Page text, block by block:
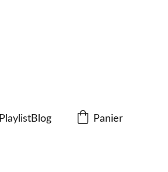
PlaylistBlog Panier